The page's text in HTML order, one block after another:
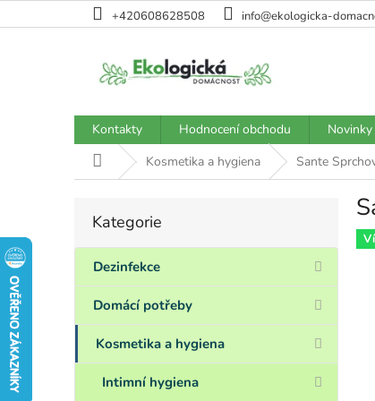
na
+420608628508 info@ekologicka-
Kontakty Hodnocení obchodu Novinky
Domů Kosmetika a hygiena Sante
s
r
n
í
Přeskočit
Kategorie
Dezinfekce
Domácí potřeby
Kosmetika a hygiena
Intimní hygiena